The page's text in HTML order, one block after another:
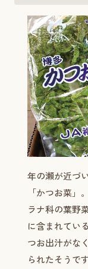
年の瀬が近づ
「かつお菜
ラナ科の葉野
に含まれてい
つお出汁がな
られたそうで